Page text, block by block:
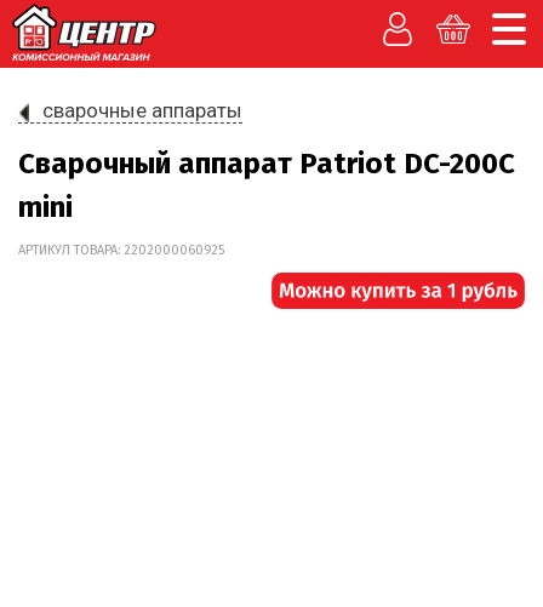
сварочные аппараты
Сварочный аппарат Patriot DC-200C
mini
АРТИКУЛ ТОВАРА: 2202000060925